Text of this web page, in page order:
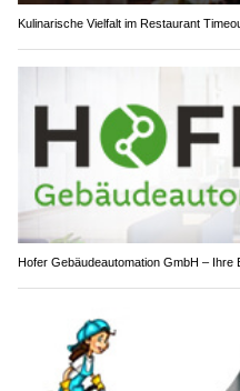
Kulinarische Vielfalt im Restaurant
Hofer Gebäudeautomation GmbH – Ihre